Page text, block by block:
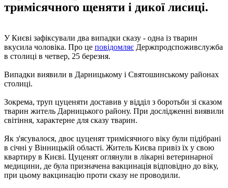
тримісячного щеняти і дикої лисиці.
У Києві зафіксували два випадки сказу - одна із тварин
вкусила чоловіка. Про це повідомляє Держпродспоживслужба
в столиці в четвер, 25 березня.
Випадки виявили в Дарницькому і Святошинському районах
столиці.
Зокрема, труп цуценяти доставив у відділ з боротьби зі сказом
тварин житель Дарницького району. При дослідженні виявили
світіння, характерне для сказу тварин.
Як з'ясувалося, двоє цуценят тримісячного віку були підібрані
в січні у Вінницькій області. Житель Києва привіз їх у свою
квартиру в Києві. Цуценят оглянули в лікарні ветеринарної
медицини, де була призначена вакцинація відповідно до віку,
при цьому вакцинацію проти сказу не проводили.